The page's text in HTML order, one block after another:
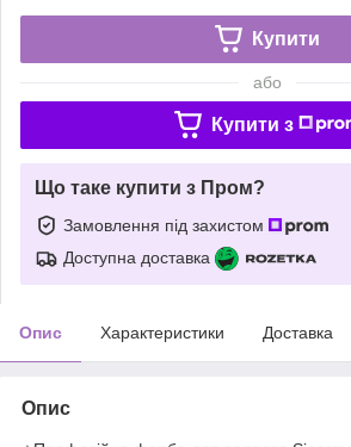
Купити
або
Купити з
Що таке купити з Пром?
Замовлення під захистом
Доступна доставка
Опис Характеристики Доставка
Опис